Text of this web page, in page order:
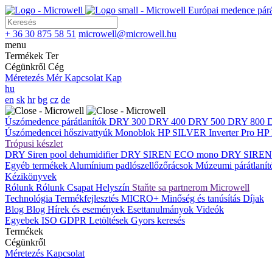
Európai medence
+ 36 30 875 58 51 microwell@microwell.hu
menu
Termékek Ter
Cégünkről Cég
Méretezés Mér Kapcsolat Kap
hu
en sk hr bg cz de
Úszómedence párátlanítók DRY 300 DRY 400 DRY 500 DRY 800
Úszómedencei hőszivattyúk Monoblok HP SILVER Inverter Pro HP
Trópusi készlet
DRY Siren pool dehumidifierDRY SIREN ECO mono DRY
Egyéb termékek Alumínium padlószellőzőrácsok Múzeumi
Kézikönyvek
Rólunk Rólunk Csapat Helyszín Staňte sa partnerom Microwell
Technológia Termékfejlesztés MICRO+ Minőség és tanúsítás Díjak
Blog Blog Hírek és események Esettanulmányok Videók
Egyebek ISO GDPR Letöltések Gyors keresés
Termékek
Cégünkről
Méretezés Kapcsolat